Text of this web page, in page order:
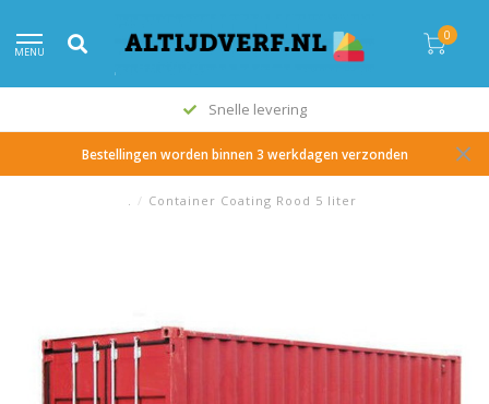
MENU
0
Snelle levering
Bestellingen worden binnen 3 werkdagen verzonden
. / Container Coating Rood 5 liter